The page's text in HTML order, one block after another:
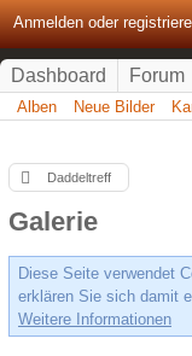
Anmelden oder
Dashboard Forum
Alben Neue Bilder
Daddeltreff
Galerie
Diese Seite verwendet
erklären Sie sich damit
Weitere Informationen